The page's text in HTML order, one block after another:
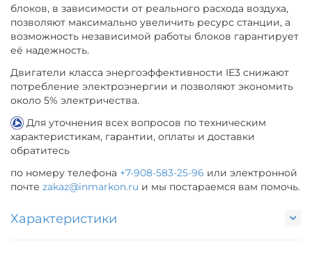
блоков, в зависимости от реального расхода воздуха,
позволяют максимально увеличить ресурс станции, а
возможность независимой работы блоков гарантирует
её надежность.
Двигатели класса энергоэффективности IE3 снижают
потребление электроэнергии и позволяют экономить
около 5% электричества.
Для уточнения всех вопросов по техническим
характеристикам, гарантии, оплаты и доставки
обратитесь
по номеру телефона +7-908-583-25-96 или электронной
почтеzakaz@inmarkon.ru и мы постараемся вам помочь.
Характеристики